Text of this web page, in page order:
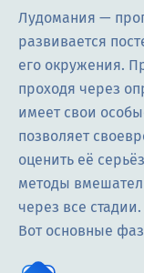
Лудомания —
развивается
его окружения.
проходя через
имеет свои
позволяет
оценить её
методы
через все
Вот основные